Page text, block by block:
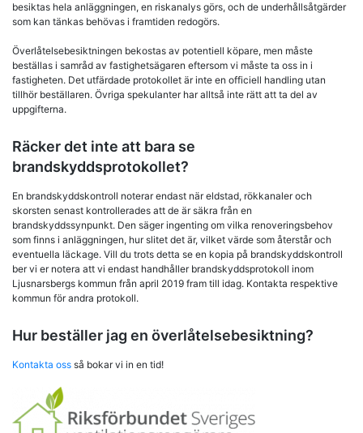
besiktas hela anläggningen, en riskanalys görs, och de underhållsåtgärder
som kan tänkas behövas i framtiden redogörs.
Överlåtelsebesiktningen bekostas av potentiell köpare, men måste
beställas i samråd av fastighetsägaren eftersom vi måste ta oss in i
fastigheten. Det utfärdade protokollet är inte en officiell handling utan
tillhör beställaren. Övriga spekulanter har alltså inte rätt att ta del av
uppgifterna.
Räcker det inte att bara se
brandskyddsprotokollet?
En brandskyddskontroll noterar endast när eldstad, rökkanaler och
skorsten senast kontrollerades att de är säkra från en
brandskyddssynpunkt. Den säger ingenting om vilka renoveringsbehov
som finns i anläggningen, hur slitet det är, vilket värde som återstår och
eventuella läckage. Vill du trots detta se en kopia på brandskyddskontroll
ber vi er notera att vi endast handhåller brandskyddsprotokoll inom
Ljusnarsbergs kommun från april 2019 fram till idag. Kontakta respektive
kommun för andra protokoll.
Hur beställer jag en överlåtelsebesiktning?
Kontakta oss så bokar vi in en tid!